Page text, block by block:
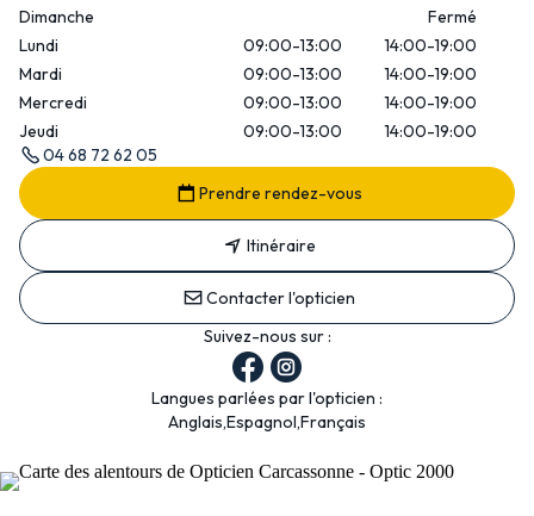
Dimanche
Fermé
Lundi
09:00-13:00
14:00-19:00
Mardi
09:00-13:00
14:00-19:00
Mercredi
09:00-13:00
14:00-19:00
Jeudi
09:00-13:00
14:00-19:00
04 68 72 62 05
Prendre rendez-vous
Itinéraire
Contacter l'opticien
Suivez-nous sur :
Langues parlées par l'opticien :
Anglais,Espagnol,Français